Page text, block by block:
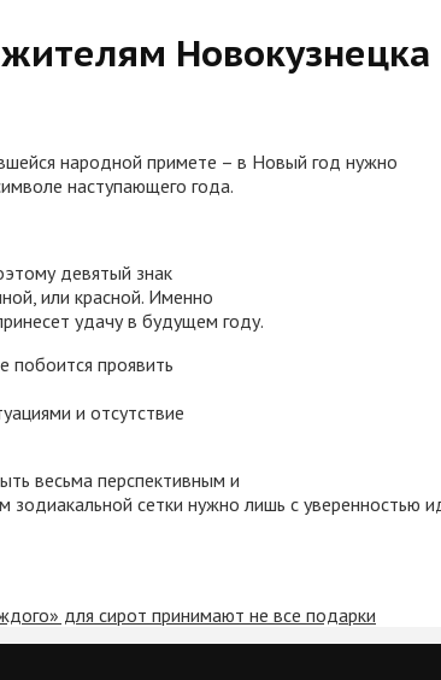
Новокузнецка
народной примете – в Новый год нужно
наступающего года.
девятый знак
или красной. Именно
удачу в будущем году.
побоится проявить
и отсутствие
весьма перспективным и
сетки нужно лишь с уверенностью
для сирот принимают не все подарки